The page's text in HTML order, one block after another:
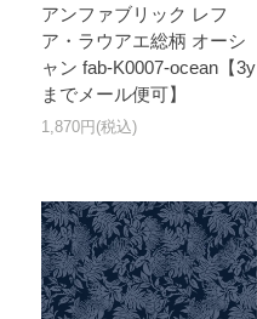
アンファブリック レフ
ア・ラウアエ総柄 オーシ
ャン fab-K0007-ocean【3y
までメール便可】
1,870円(税込)